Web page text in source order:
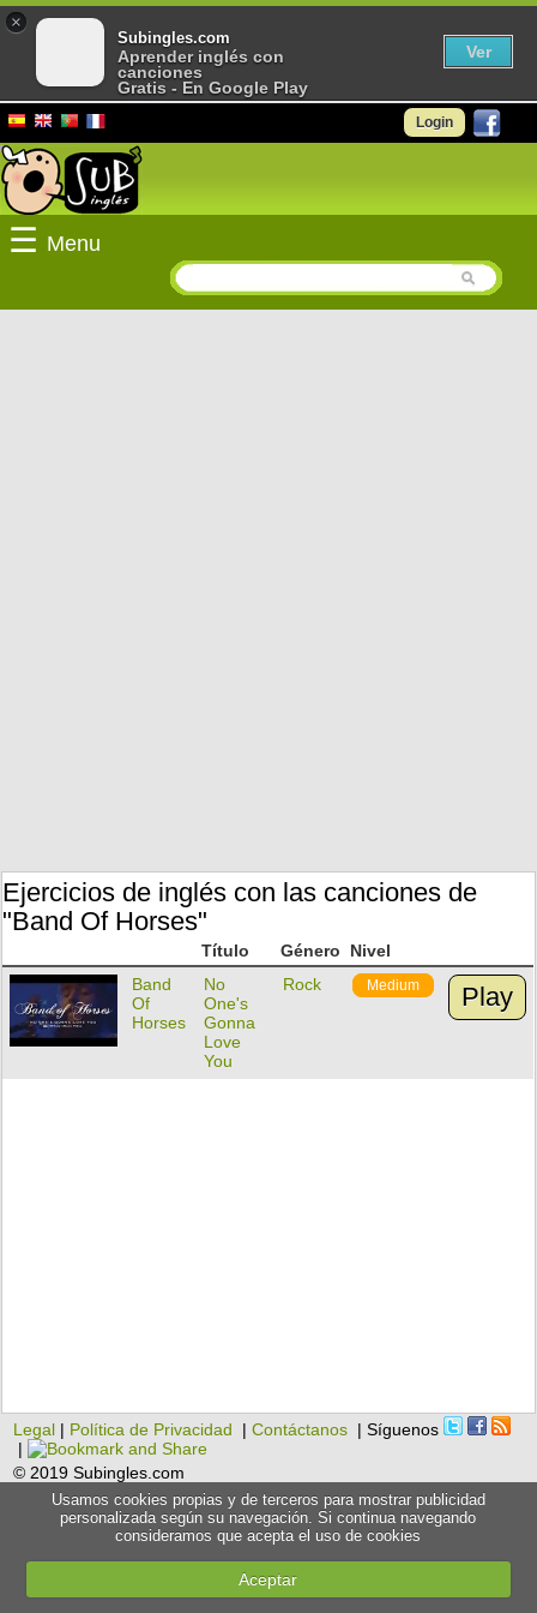
Login
☰ Menu
Ejercicios de inglés con las canciones de
"Band Of Horses"
Título Género
Nivel
Band
Of
Horses
No
One's
Gonna
Love
You
Rock Medium Play
Legal | Política de Privacidad |Contáctanos | Síguenos
|
© 2019 Subingles.com
Usamos cookies propias y de terceros para mostrar publicidad
personalizada según su navegación. Si continua navegando
consideramos que acepta el uso de cookies
Aceptar
×
Subingles.com
Aprender inglés con
canciones
Gratis - En Google Play
Ver